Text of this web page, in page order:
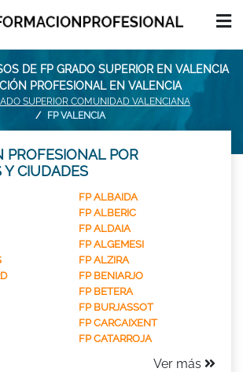
DE FP GRADO SUPERIOR EN VALENCIA
PROFESIONAL EN VALENCIA
SUPERIOR COMUNIDAD VALENCIANA
FP VALENCIA
PROFESIONAL POR
Y CIUDADES
FP ALBAIDA
FP ALBERIC
FP ALDAIA
FP ALGEMESI
FP ALZIRA
FP BENIARJO
FP BETERA
FP BURJASSOT
FP CARCAIXENT
FP CATARROJA
Ver más